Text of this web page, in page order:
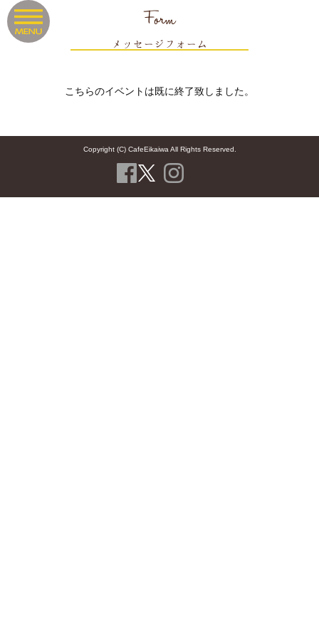
Form
メッセージフォーム
こちらのイベントは既に終了致しました。
Copyright (C) CafeEikaiwa All Rights Reserved.